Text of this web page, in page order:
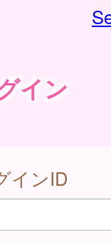
イン
インID